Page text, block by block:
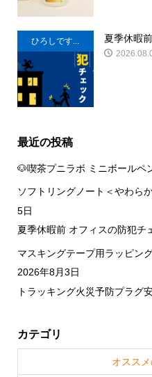
ひろしです... 夏季休暇
最近の投稿
🐶喫茶プニラボ ミニボールペ
ソフトリングノート＜やわら
5日
夏季休暇前 オフィスの防犯チ
マスキングテープ用ラッピン
2026年8月3日
トラッキング火災予防プラグ
カテゴリ
オスス